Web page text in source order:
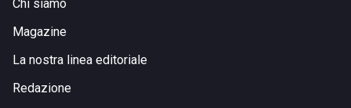
Chi siamo
Magazine
La nostra linea editoriale
Redazione